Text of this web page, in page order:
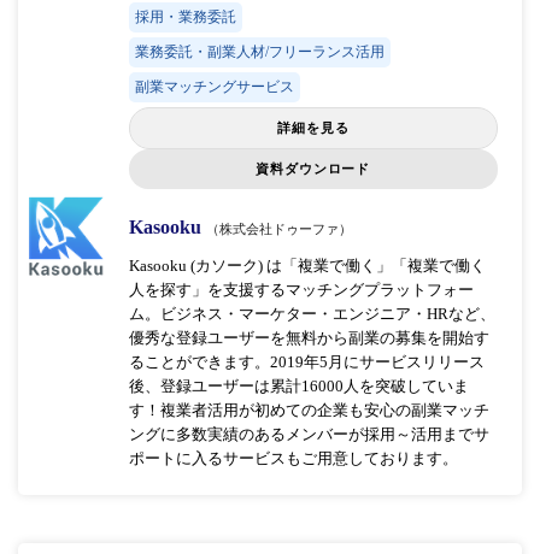
採用・業務委託
業務委託・副業人材/フリーランス活用
副業マッチングサービス
詳細を見る
資料ダウンロード
Kasooku （株式会社ドゥーファ）
Kasooku (カソーク) は「複業で働く」「複業で働く
人を探す」を支援するマッチングプラットフォー
ム。ビジネス・マーケター・エンジニア・HRなど、
優秀な登録ユーザーを無料から副業の募集を開始す
ることができます。2019年5月にサービスリリース
後、登録ユーザーは累計16000人を突破していま
す！複業者活用が初めての企業も安心の副業マッチ
ングに多数実績のあるメンバーが採用～活用までサ
ポートに入るサービスもご用意しております。